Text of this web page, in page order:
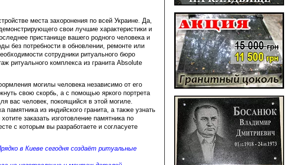
места захоронения по всей Украине. Да,
свои лучшие характеристики и
пристанище вашего родного человека и
без потребности в обновлении, ремонте или
сотрудники ритуального бюро
ритуального комплекса из гранита Absolute
могилы человека независимо от его
свою скорбь, а с помощью яркого портрета
вас человек, покоящийся в этой могиле.
из индийского гранита, а также узнать
заказать изготовление памятника по
с которым вы разработаете и согласуете
в Киеве сегодня создаёт ритуальные